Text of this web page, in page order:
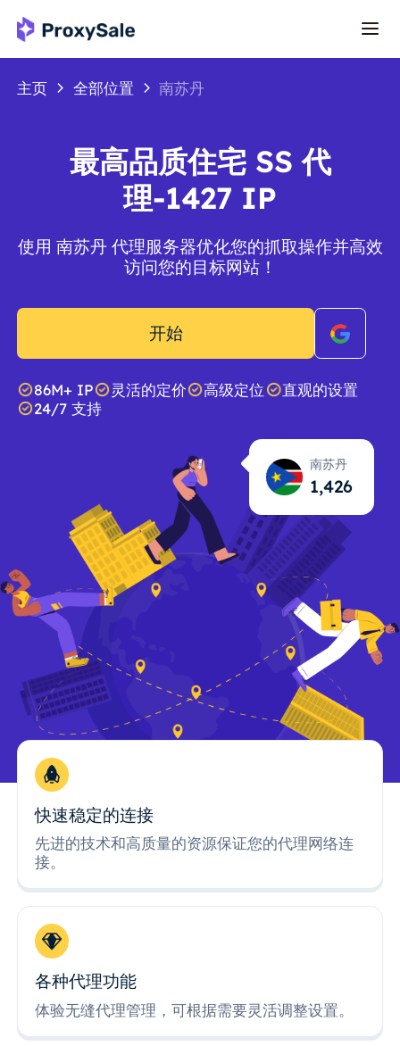
主页 全部位置 南苏丹
最高品质住宅 SS 代
理-1427 IP
使用 南苏丹 代理服务器优化您的抓取操作并高效
访问您的目标网站！
开始
86M+ IP 灵活的定价 高级定位
直观的设置
24/7 支持
南苏丹
1,427
快速稳定的连接
先进的技术和高质量的资源保证您的代理网络连
接。
各种代理功能
体验无缝代理管理，可根据需要灵活调整设置。